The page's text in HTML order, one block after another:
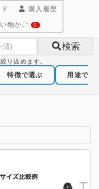
購入履歴
物かご 0
検索
り込めます。
特徴で選ぶ 用途で選